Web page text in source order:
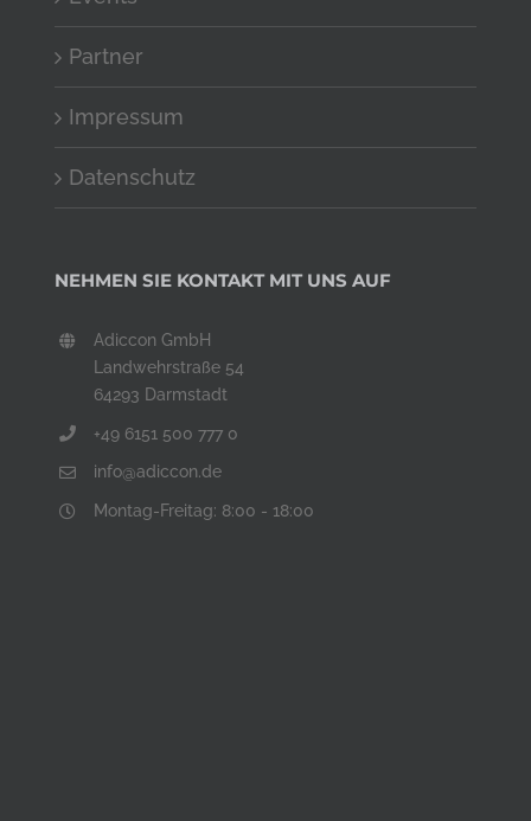
Partner
Impressum
Datenschutz
NEHMEN SIE KONTAKT MIT UNS AUF
Adiccon GmbH
Landwehrstraße 54
64293 Darmstadt
+49 6151 500 777 0
info@adiccon.de
Montag-Freitag: 8:00 - 18:00